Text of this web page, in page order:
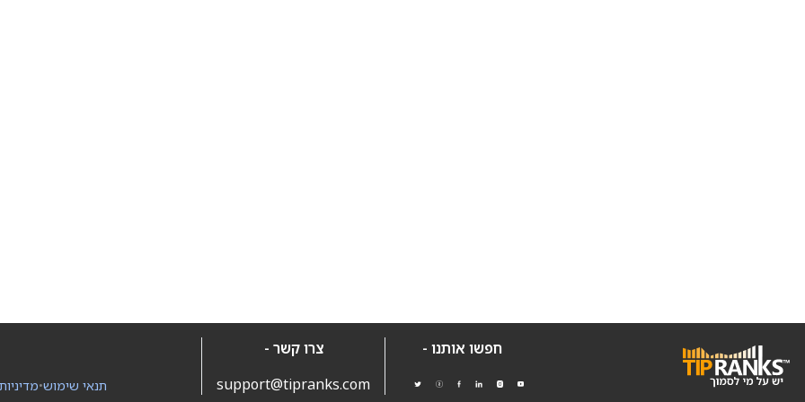
חפשו אותנו -
צרו קשר -
support@tipranks.com
•תנאי שימוש